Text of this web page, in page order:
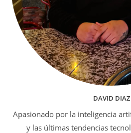
DAVID DIAZ
Apasionado por la inteligencia
y las últimas tendencias